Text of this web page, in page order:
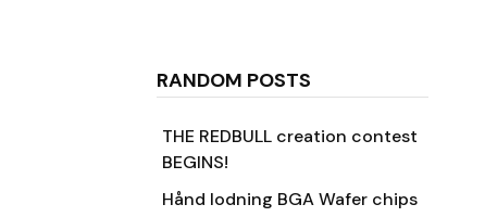
RANDOM POSTS
THE REDBULL creation contest
BEGINS!
Hånd lodning BGA Wafer chips